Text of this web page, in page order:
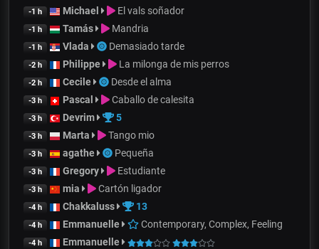
-1 h Michael El vals soñador
-1 h Tamás Mandria
-1 h Vlada Demasiado tarde
-2 h Philippe La milonga de mis perros
-2 h Cecile Desde el alma
-3 h Pascal Caballo de calesita
-3 h Devrim 5
-3 h Marta Tango mio
-3 h agathe Pequeña
-3 h Gregory Estudiante
-3 h mia Cartón ligador
-4 h Chakkaluss 13
-4 h Emmanuelle Contemporary, Complex, Feeling
-4 h Emmanuelle